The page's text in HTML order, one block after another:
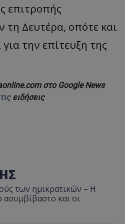
επιτροπής
τη Δευτέρα, οπότε και
την επίτευξη της
στο Google News
ειδήσεις
των ημικρατικών – Η
και οι